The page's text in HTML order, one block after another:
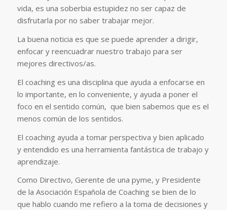
vida, es una soberbia estupidez no ser capaz de
disfrutarla por no saber trabajar mejor.
La buena noticia es que se puede aprender a dirigir,
enfocar y reencuadrar nuestro trabajo para ser
mejores directivos/as.
El coaching es una disciplina que ayuda a enfocarse en
lo importante, en lo conveniente, y ayuda a poner el
foco en el sentido común, que bien sabemos que es el
menos común de los sentidos.
El coaching ayuda a tomar perspectiva y bien aplicado
y entendido es una herramienta fantástica de trabajo y
aprendizaje.
Como Directivo, Gerente de una pyme, y Presidente
de la Asociación Española de Coaching se bien de lo
que hablo cuando me refiero a la toma de decisiones y